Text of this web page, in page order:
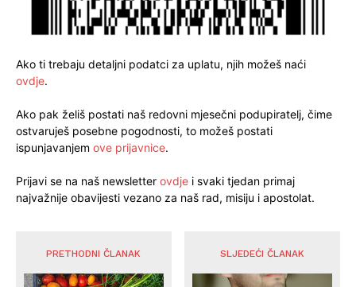
Ako ti trebaju detaljni podatci za uplatu, njih možeš naći
ovdje.
Ako pak želiš postati naš redovni mjesečni podupiratelj, čime
ostvaruješ posebne pogodnosti, to možeš postati
ispunjavanjem ove prijavnice.
Prijavi se na naš newsletter ovdje i svaki tjedan primaj
najvažnije obavijesti vezano za naš rad, misiju i apostolat.
PRETHODNI ČLANAK SLJEDEĆI ČLANAK